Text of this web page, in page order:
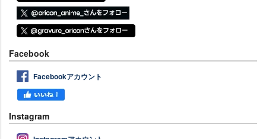
Facebook
Facebookアカウント
Instagram